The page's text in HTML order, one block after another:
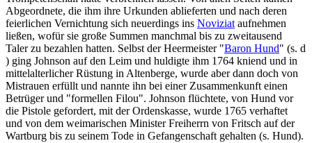
Abgeordnete, die ihm ihre Urkunden ablieferten und nach deren
feierlichen Vernichtung sich neuerdings ins Noviziataufnehmen
ließen, wofür sie große Summen manchmal bis zu zweitausend
Taler zu bezahlen hatten. Selbst der Heermeister "Baron Hund" (s. d
) ging Johnson auf den Leim und huldigte ihm 1764 kniend und in
mittelalterlicher Rüstung in Altenberge, wurde aber dann doch von
Mistrauen erfüllt und nannte ihn bei einer Zusammenkunft einen
Betrüger und "formellen Filou". Johnson flüchtete, von Hund vor
die Pistole gefordert, mit der Ordenskasse, wurde 1765 verhaftet
und von dem weimarischen Minister Freiherrn von Fritsch auf der
Wartburg bis zu seinem Tode in Gefangenschaft gehalten (s. Hund).